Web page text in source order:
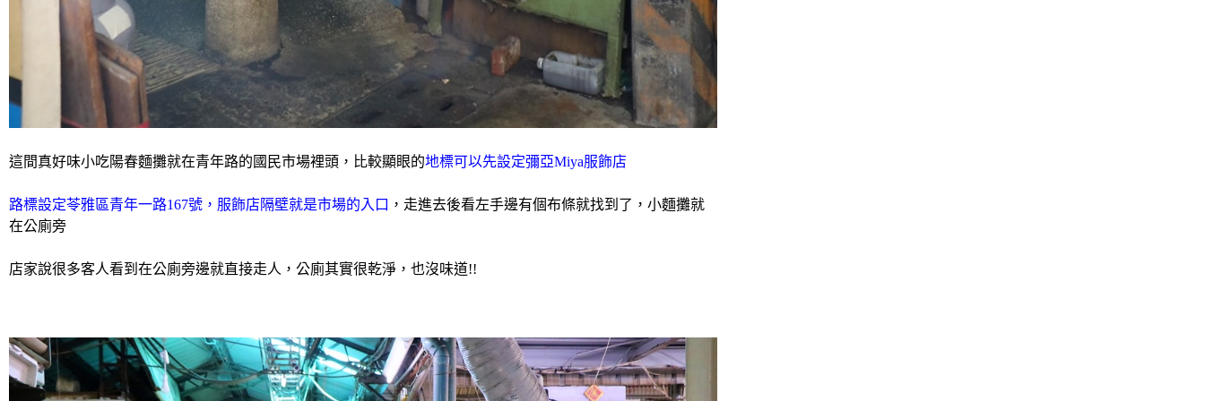
這間真好味小吃陽春麵攤就在青年路的國民市場裡頭，比較顯眼的地標可以先設定彌亞Miya服飾店
路標設定苓雅區青年一路167號， 服飾店隔壁就是市場的入口 ，走進去後看左手邊有個布條就找到了，小麵攤就
在公廁旁
店家說很多客人看到在公廁旁邊就直接走人，公廁其實很乾淨，也沒味道!!